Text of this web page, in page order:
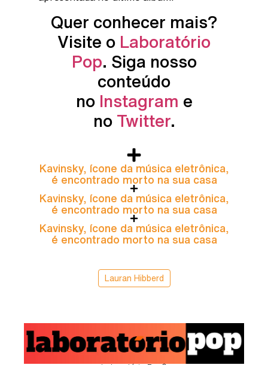
Quer conhecer mais?
Visite o Laboratório
Pop. Siga nosso
conteúdo
no Instagram e
no Twitter.
Kavinsky, ícone da música eletrônica,
é encontrado morto na sua casa
Kavinsky, ícone da música eletrônica,
é encontrado morto na sua casa
Kavinsky, ícone da música eletrônica,
é encontrado morto na sua casa
Lauran Hibberd